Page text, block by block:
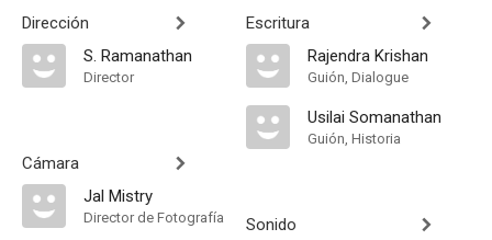
Dirección
S. Ramanathan
Director
Cámara
Jal Mistry
Director de Fotografía
Escritura
Rajendra Krishan
Guión, Dialogue
Usilai Somanathan
Guión, Historia
Sonido